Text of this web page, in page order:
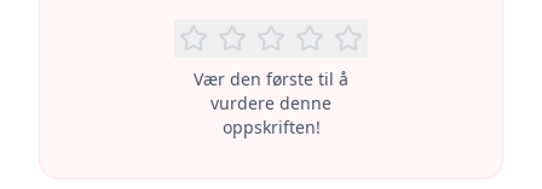
Vær den første til å
vurdere denne
oppskriften!